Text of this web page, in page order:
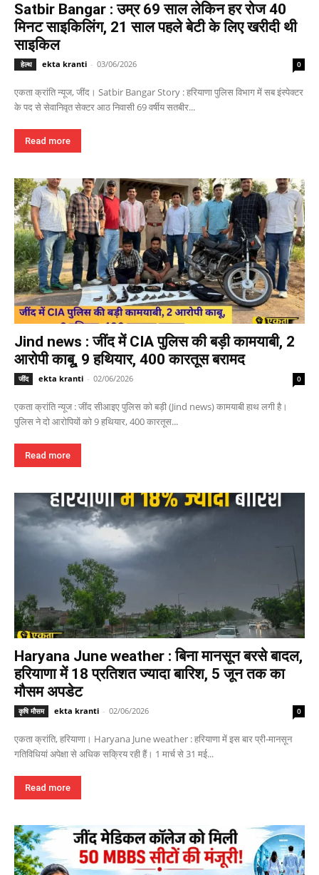
Satbir Bangar : उम्र 69 साल लेकिन हर रोज 40
मिनट साइकिलिंग, 21 साल पहले बेटी के लिए खरीदी थी
साइकिल
हेल्थ ekta kranti - 03/06/2026 0
एकता क्रांति न्यूज, जींद। Satbir Bangar Story : हरियाणा पुलिस विभाग में सब इंस्पेक्टर
के पद से सेवानिवृत सेक्टर आठ निवासी 69 वर्षीय सतबीर...
Read more
Jind news : जींद में CIA पुलिस की बड़ी कामयाबी, 2
आरोपी काबू, 9 हथियार, 400 कारतूस बरामद
जींद ekta kranti - 02/06/2026 0
एकता क्रांति न्यूज : जींद सीआइए पुलिस को बड़ी (Jind news) कामयाबी हाथ लगी है।
पुलिस ने दो आरोपियों को 9 हथियार, 400 कारतूस...
Read more
Haryana June weather : बिना मानसून बरसे बादल,
हरियाणा में 18 प्रतिशत ज्यादा बारिश, 5 जून तक का
मौसम अपडेट
कृषि मौसम ekta kranti - 02/06/2026 0
एकता क्रांति, हरियाणा। Haryana June weather : हरियाणा में इस बार प्री-मानसून
गतिविधियां अपेक्षा से अधिक सक्रिय रही हैं। 1 मार्च से 31 मई...
Read more